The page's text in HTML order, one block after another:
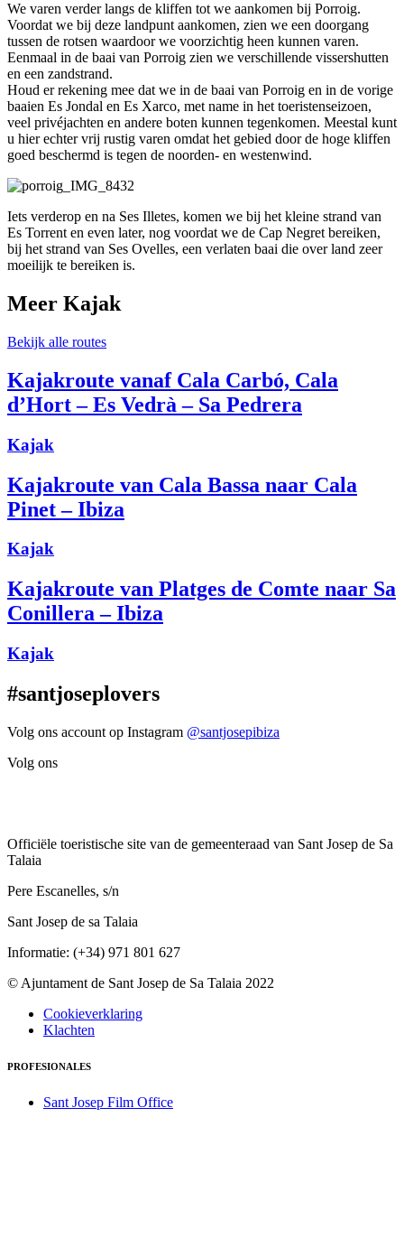
We varen verder langs de kliffen tot we aankomen bij Porroig.
Voordat we bij deze landpunt aankomen, zien we een doorgang
tussen de rotsen waardoor we voorzichtig heen kunnen varen.
Eenmaal in de baai van Porroig zien we verschillende vissershutten
en een zandstrand.
Houd er rekening mee dat we in de baai van Porroig en in de vorige
baaien Es Jondal en Es Xarco, met name in het toeristenseizoen,
veel privéjachten en andere boten kunnen tegenkomen. Meestal kunt
u hier echter vrij rustig varen omdat het gebied door de hoge kliffen
goed beschermd is tegen de noorden- en westenwind.
Iets verderop en na Ses Illetes, komen we bij het kleine strand van
Es Torrent en even later, nog voordat we de Cap Negret bereiken,
bij het strand van Ses Ovelles, een verlaten baai die over land zeer
moeilijk te bereiken is.
Meer Kajak
Bekijk alle routes
Kajakroute vanaf Cala Carbó, Cala
d’Hort – Es Vedrà – Sa Pedrera
Kajak
Kajakroute van Cala Bassa naar Cala
Pinet – Ibiza
Kajak
Kajakroute van Platges de Comte naar Sa
Conillera – Ibiza
Kajak
#santjoseplovers
Volg ons account op Instagram @santjosepibiza
Volg ons
Officiële toeristische site van de gemeenteraad van Sant Josep de Sa
Talaia
Pere Escanelles, s/n
Sant Josep de sa Talaia
Informatie: (+34) 971 801 627
© Ajuntament de Sant Josep de Sa Talaia 2022
Cookieverklaring
Klachten
PROFESIONALES
Sant Josep Film Office